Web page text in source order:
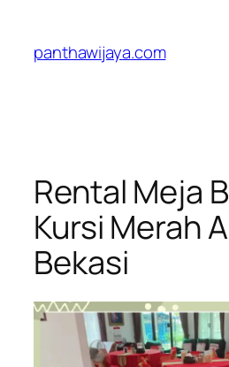
konten
panthawijaya.com
Rental Meja
Kursi Merah
Bekasi